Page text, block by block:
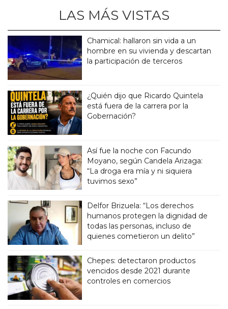
LAS MÁS VISTAS
Chamical: hallaron sin vida a un
hombre en su vivienda y descartan
la participación de terceros
¿Quién dijo que Ricardo Quintela
está fuera de la carrera por la
Gobernación?
Así fue la noche con Facundo
Moyano, según Candela Arizaga:
“La droga era mía y ni siquiera
tuvimos sexo”
Delfor Brizuela: “Los derechos
humanos protegen la dignidad de
todas las personas, incluso de
quienes cometieron un delito”
Chepes: detectaron productos
vencidos desde 2021 durante
controles en comercios